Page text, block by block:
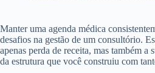
Manter uma agenda médica
desafios na gestão de um consultório.
apenas perda de receita, mas também a
da estrutura que você construiu com